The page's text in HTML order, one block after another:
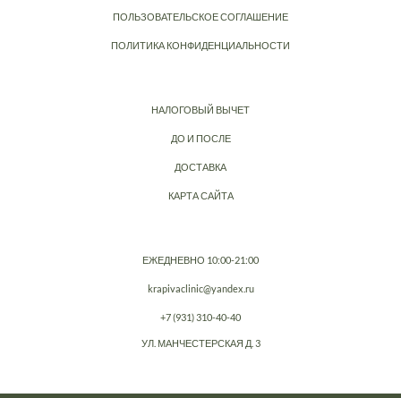
ПОЛЬЗОВАТЕЛЬСКОЕ СОГЛАШЕНИЕ
ПОЛИТИКА КОНФИДЕНЦИАЛЬНОСТИ
НАЛОГОВЫЙ ВЫЧЕТ
ДО И ПОСЛЕ
ДОСТАВКА
КАРТА САЙТА
ЕЖЕДНЕВНО 10:00-21:00
krapivaclinic@yandex.ru
+7 (931) 310-40-40
УЛ. МАНЧЕСТЕРСКАЯ Д. 3